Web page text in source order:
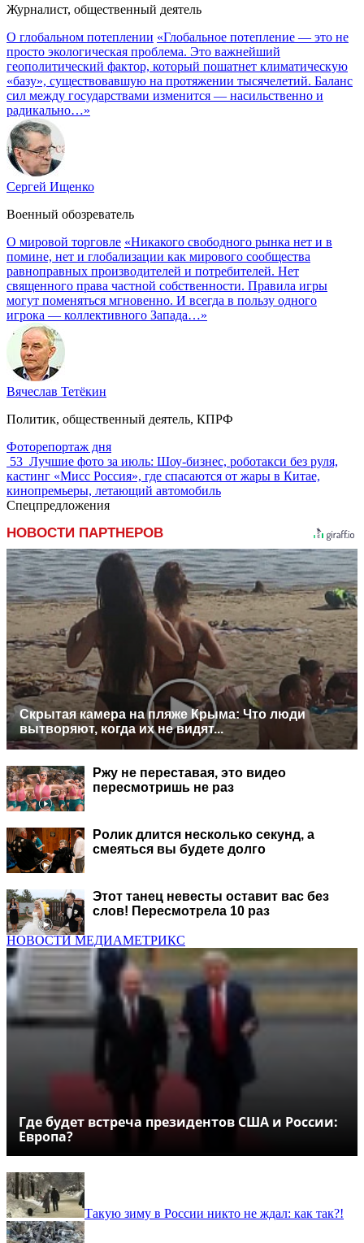
Журналист, общественный деятель
О глобальном потеплении «Глобальное потепление — это не
просто экологическая проблема. Это важнейший
геополитический фактор, который пошатнет климатическую
«базу», существовавшую на протяжении тысячелетий. Баланс
сил между государствами изменится — насильственно и
радикально…»
Сергей Ищенко
Военный обозреватель
О мировой торговле «Никакого свободного рынка нет и в
помине, нет и глобализации как мирового сообщества
равноправных производителей и потребителей. Нет
священного права частной собственности. Правила игры
могут поменяться мгновенно. И всегда в пользу одного
игрока — коллективного Запада…»
Вячеслав Тетёкин
Политик, общественный деятель, КПРФ
Фоторепортаж дня
53 Лучшие фото за июль: Шоу-бизнес, роботакси без руля,
кастинг «Мисс Россия», где спасаются от жары в Китае,
кинопремьеры, летающий автомобиль
Спецпредложения
НОВОСТИ ПАРТНЕРОВ
Скрытая камера на пляже Крыма: Что люди
вытворяют, когда их не видят...
Ржу не переставая, это видео
пересмотришь не раз
Ролик длится несколько секунд, а
смеяться вы будете долго
Этот танец невесты оставит вас без
слов! Пересмотрела 10 раз
НОВОСТИ МЕДИАМЕТРИКС
Где будет встреча президентов США и России:
Европа?
Такую зиму в России никто не ждал: как так?!